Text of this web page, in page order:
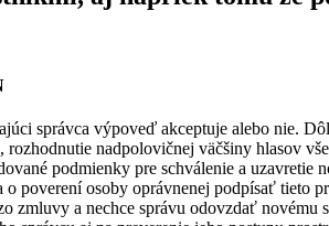
správca výpoveď akceptuje alebo nie.
nadpolovičnej väčšiny hlasov
podmienky pre schválenie a
poverení osoby oprávnenej podpísať
zmluvy a nechce správu odovzdať